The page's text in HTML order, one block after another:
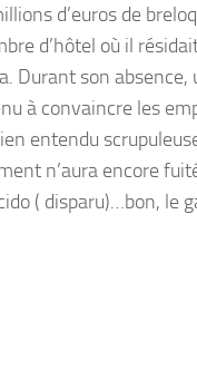
d’euros de
d’hôtel où il
Durant son
à convaincre les
entendu
n’aura encore
( disparu)…bon, le